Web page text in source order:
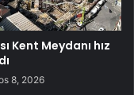
Kent Meydanı hız
8, 2026